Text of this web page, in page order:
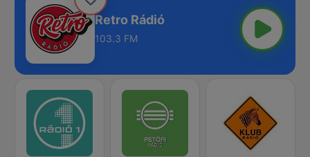
Retro Rádió
103.3 FM